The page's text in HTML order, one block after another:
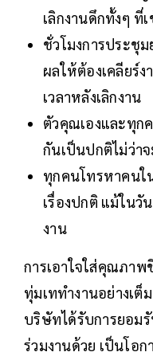
เลิกงานดึกทั้งๆ ที่
ชั่วโมงการประชุ
ผลให้ต้องเคลียร์
เวลาหลังเลิกงาน
ตัวคุณเองและทุก
กันเป็นปกติไม่ว่า
ทุกคนโทรหาคนใ
เรื่องปกติ แม้ใน
งาน
การเอาใจใส่คุณภา
ทุ่มเททำงานอย่างเ
บริษัทได้รับการยอม
ร่วมงานด้วย เป็นโอ